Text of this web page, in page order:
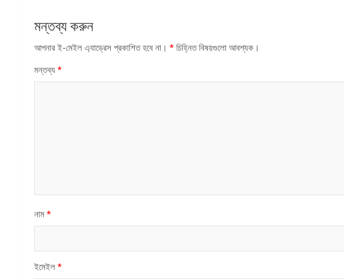
মন্তব্য করুন
আপনার ই-মেইল এ্যাড্রেস প্রকাশিত হবে না। * চিহ্নিত বিষয়গুলো আবশ্যক।
মন্তব্য *
নাম *
ইমেইল *